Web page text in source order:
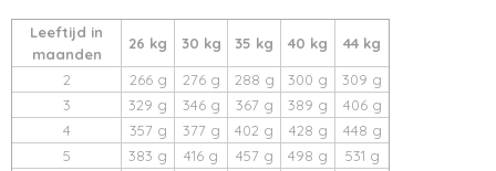
Leeftijd in
maanden
26 kg 30 kg 35 kg 40 kg 44 kg
2 266 g 276 g 288 g 300 g
309 g
3
329 g 346 g 367 g 389 g
406 g
4
357 g 377 g 402 g 428 g
448 g
5
383 g 416 g 457 g 498 g
531 g